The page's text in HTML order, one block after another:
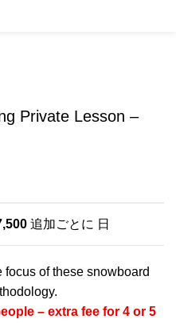
Private Lesson –
追加ごとに 日
of these snowboard
– extra fee for 4 or 5